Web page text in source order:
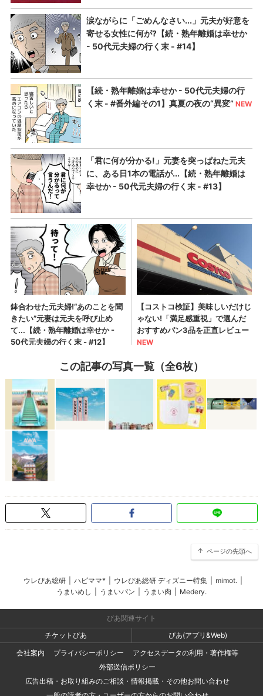
この記事の写真一覧（全6枚）
ページの先頭へ
ウレぴあ総研 ハピママ* ウレぴあ総研 ディズニー特集 mimot.
うまいめし
うまいパン うまい肉 Medery.
ぴあ関連サイト
チケットぴあ
ぴあ(アプリ&Web)
会社案内
プライバシーポリシー
アクセスデータの利用・著作権等
外部送信ポリシー
広告出稿・お取り組みのご相談・情報掲載・その他お問い合わせ